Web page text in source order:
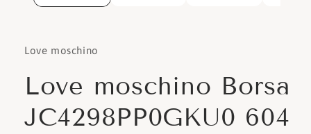
Love moschino
Love moschino Borsa
JC4298PP0GKU0 604